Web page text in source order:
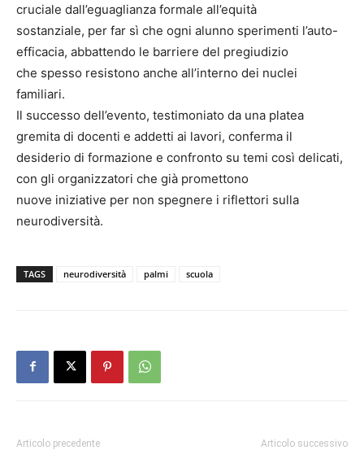
cruciale dall’eguaglianza formale all’equità
sostanziale, per far sì che ogni alunno sperimenti l’auto-
efficacia, abbattendo le barriere del pregiudizio
che spesso resistono anche all’interno dei nuclei
familiari.
Il successo dell’evento, testimoniato da una platea
gremita di docenti e addetti ai lavori, conferma il
desiderio di formazione e confronto su temi così delicati,
con gli organizzatori che già promettono
nuove iniziative per non spegnere i riflettori sulla
neurodiversità.
TAGS neurodiversità palmi scuola
Articolo precedente Articolo successivo